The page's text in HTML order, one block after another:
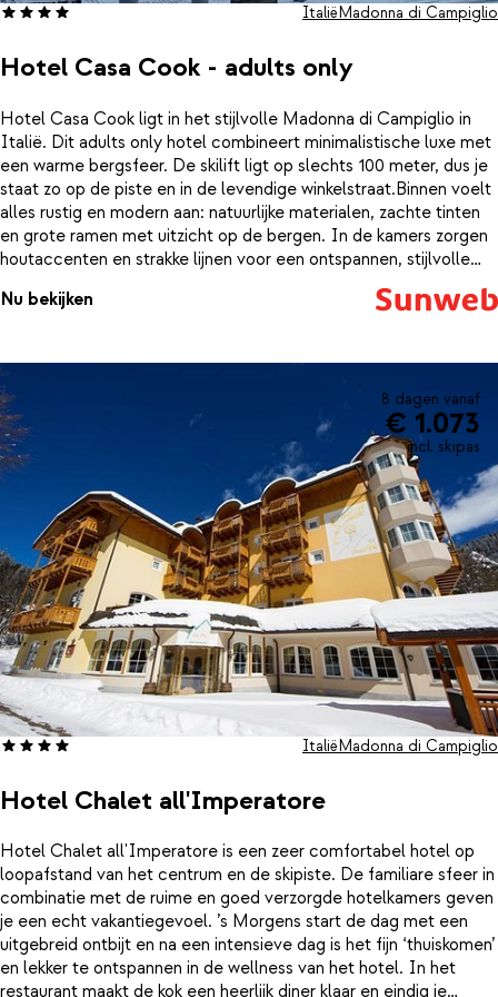
Hotel Casa Cook - adults only
ItaliëMadonna di Campiglio
Hotel Casa Cook ligt in het stijlvolle Madonna di Campiglio in
Italië. Dit adults only hotel combineert minimalistische luxe met
een warme bergsfeer. De skilift ligt op slechts 100 meter, dus je
staat zo op de piste en in de levendige winkelstraat.Binnen voelt
alles rustig en modern aan: natuurlijke materialen, zachte tinten
en grote ramen met uitzicht op de bergen. In de kamers zorgen
houtaccenten en strakke lijnen voor een ontspannen, stijlvolle
sfeer. Hier word je wakker met het zachte licht van de bergen en
de belofte van een actieve dag in de frisse sneeuw.Na het skiën
behandeling (tegen betaling) en sluit de dag af in het restaurant,
waar lokale, seizoensgebonden ingrediënten worden
gecombineerd met moderne invloeden. ’s Ochtends staat er een
uitgebreid ontbijt klaar en diner is eenvoudig bij te boeken.Dankzij
de centrale ligging zit je hier perfect: je loopt zo naar de lift en
staat binnen enkele minuten in het gezellige hart van het dorp.
Berg je materiaal op in de skiberging met skischoenverwarming
en geniet van warme, comfortabele voeten bij elke start. Hier
voelt elke dag als een stijlvolle winterescape.
Nu bekijken
8 dagen vanaf
€ 1.073
incl. skipas
Hotel Chalet all'Imperatore
Italië Madonna di Campiglio
Hotel Chalet all'Imperatore is een zeer comfortabel hotel op
loopafstand van het centrum en de skipiste. De familiare sfeer in
combinatie met de ruime en goed verzorgde hotelkamers geven
je een echt vakantiegevoel. ’s Morgens start de dag met een
uitgebreid ontbijt en na een intensieve dag is het fijn ‘thuiskomen’
en lekker te ontspannen in de wellness van het hotel. In het
restaurant maakt de kok een heerlijk diner klaar en eindig je